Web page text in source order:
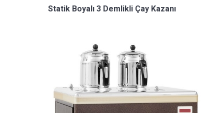
Statik Boyalı 3 Demlikli Çay Kazanı